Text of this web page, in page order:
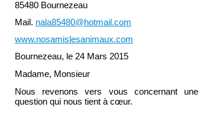
85480 Bournezeau
Mail. nala85480@hotmail.com
www.nosamislesanimaux.com
Bournezeau, le 24 Mars 2015
Madame, Monsieur
Nous revenons vers vous concernant une
question qui nous tient à cœur.